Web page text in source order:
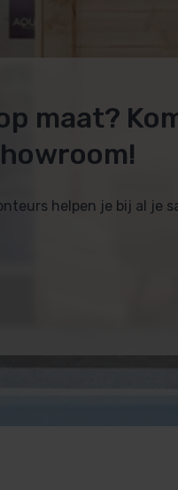
maat?
helpen je bij al je